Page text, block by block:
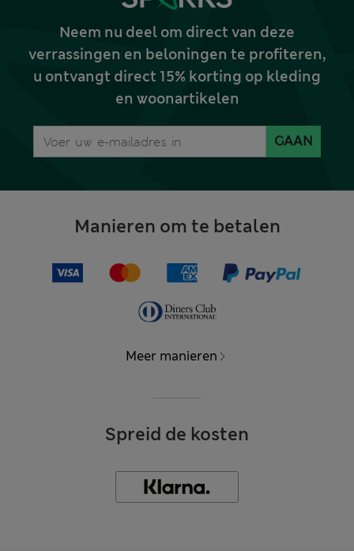
Neem nu deel om direct van deze
verrassingen en beloningen te profiteren,
u ontvangt direct 15% korting op kleding
en woonartikelen
GAAN
Manieren om te betalen
Meer manieren
Spreid de kosten